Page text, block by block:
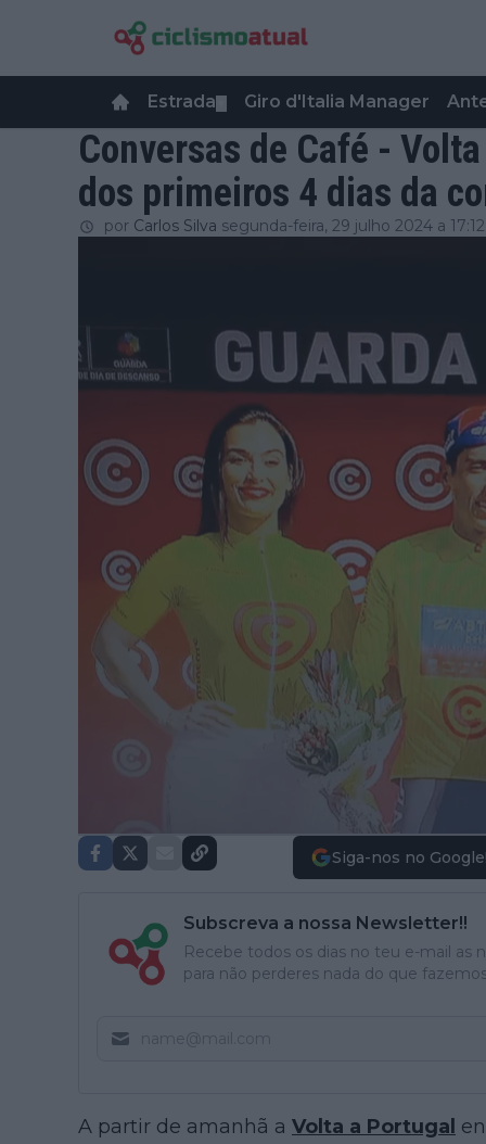
Estrada Giro d'Italia Manager
Conversas de Café -
dos primeiros 4 dias da
por Carlos Silva segunda-feira, 29 julho 2024 a 17:12
Siga-nos no Google!
Subscreva a nossa Newsletter!!
Recebe todos os dias no teu e-mail as
para não perderes nada do que
A partir de amanhã a Volta a Portugal